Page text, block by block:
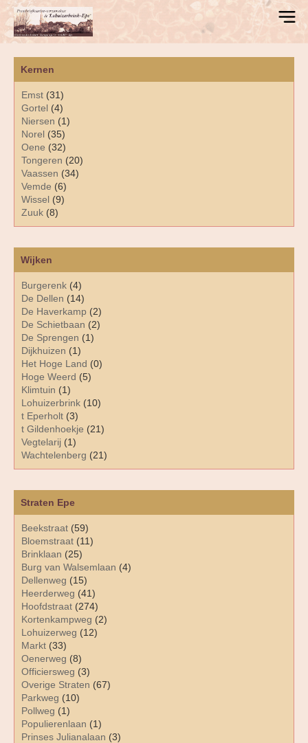
Kernen
Emst (31)
Gortel (4)
Niersen (1)
Norel (35)
Oene (32)
Tongeren (20)
Vaassen (34)
Vemde (6)
Wissel (9)
Zuuk (8)
Straten Epe
Beekstraat (59)
Bloemstraat (11)
Brinklaan (25)
Burg van Walsemlaan (4)
Dellenweg (15)
Heerderweg (41)
Hoofdstraat (274)
Kortenkampweg (2)
Lohuizerweg (12)
Markt (33)
Oenerweg (8)
Officiersweg (3)
Overige Straten (67)
Parkweg (10)
Pollweg (1)
Populierenlaan (1)
Prinses Julianalaan (3)
Wijken
Burgerenk (4)
De Dellen (14)
De Haverkamp (2)
De Schietbaan (2)
De Sprengen (1)
Dijkhuizen (1)
Het Hoge Land (0)
Hoge Weerd (5)
Klimtuin (1)
Lohuizerbrink (10)
t Eperholt (3)
t Gildenhoekje (21)
Vegtelarij (1)
Wachtelenberg (21)